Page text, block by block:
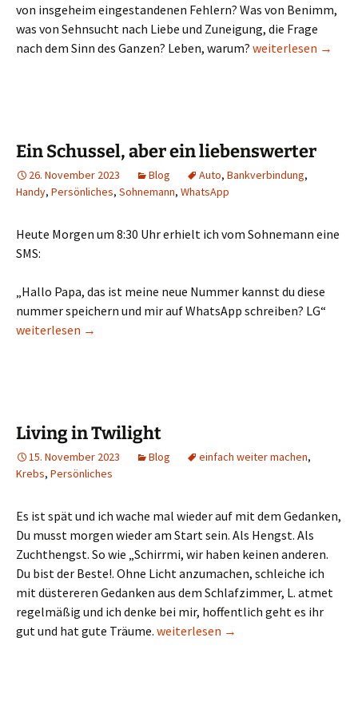
von insgeheim eingestandenen Fehlern? Was von Benimm,
was von Sehnsucht nach Liebe und Zuneigung, die Frage
nach dem Sinn des Ganzen? Leben, warum? Der achte Tag, ich
weiterlesen →
Ein Schussel, aber ein liebenswerter
26. November 2023 Blog Auto, Bankverbindung,
Handy, Persönliches, Sohnemann, WhatsApp
Heute Morgen um 8:30 Uhr erhielt ich vom Sohnemann eine
SMS:
„Hallo Papa, das ist meine neue Nummer kannst du diese
nummer speichern und mir auf WhatsApp schreiben? LG“
Ein Schussel, aber ein liebenswerter
weiterlesen →
Living in Twilight
15. November 2023 Blog einfach weiter machen,
Krebs, Persönliches
Es ist spät und ich wache mal wieder auf mit dem Gedanken,
Du musst morgen wieder am Start sein. Als Hengst. Als
Zuchthengst. So wie „Schirrmi, wir haben keinen anderen.
Du bist der Beste!. Ohne Licht anzumachen, schleiche ich
mit düstereren Gedanken aus dem Schlafzimmer, L. atmet
regelmäßig und ich denke bei mir, hoffentlich geht es ihr
gut und hat gute Träume. Living in Twilight
weiterlesen →